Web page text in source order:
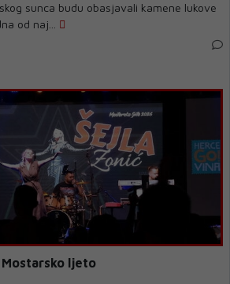
sunca budu obasjavali kamene lukove
od naj...
ljeto